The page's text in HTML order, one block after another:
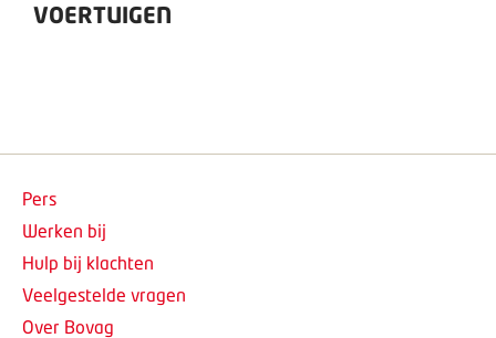
VOERTUIGEN
Pers
Werken bij
Hulp bij klachten
Veelgestelde vragen
Over Bovag